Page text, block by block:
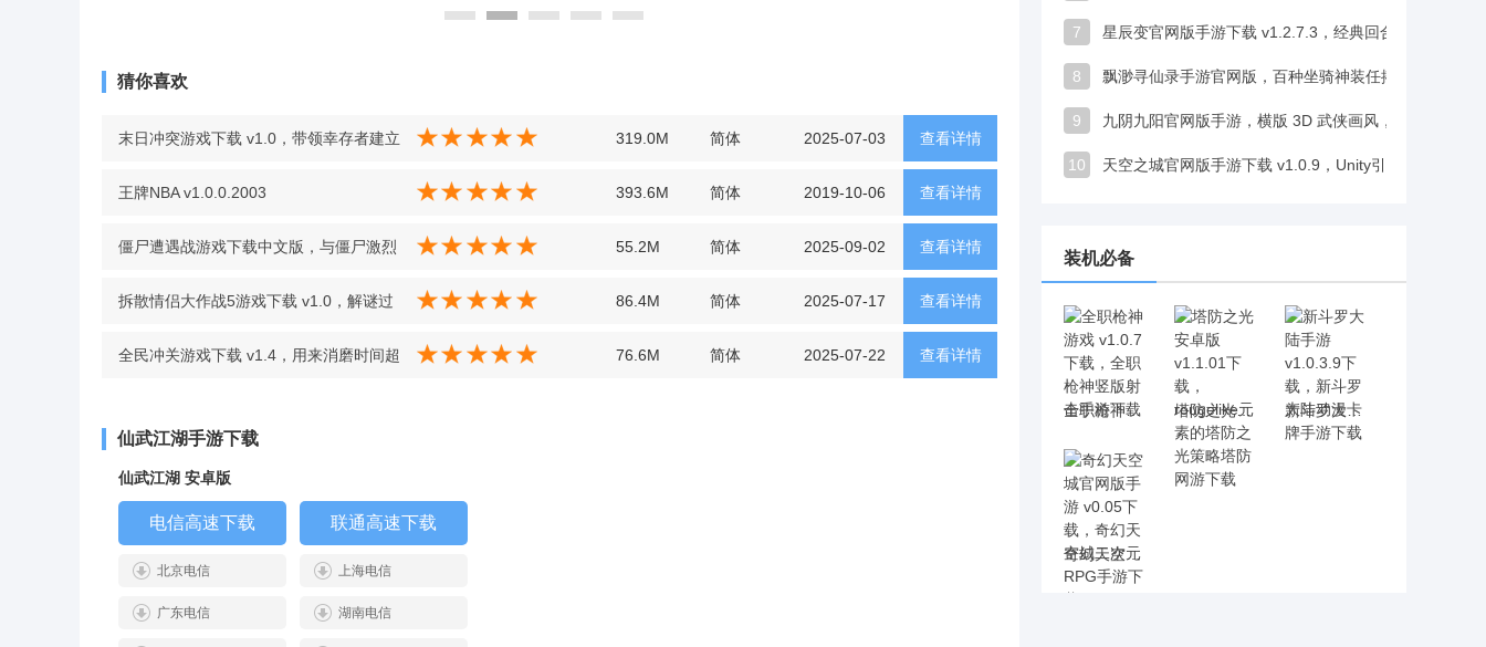
猜你喜欢
查看详情
末日冲突游戏下载 v1.0，带领幸存者建立
基地、对抗丧尸危机 v1.0
319.0M 简体 2025-07-03
查看详情
王牌NBA v1.0.0.2003 393.6M 简体 2019-10-06
查看详情
僵尸遭遇战游戏下载中文版，与僵尸激烈
较量，靠精湛枪法完成生存挑战 v1.6 安卓
55.2M 简体 2025-09-02
查看详情
拆散情侣大作战5游戏下载 v1.0，解谜过
程轻松爽快适合休闲体验 v1.0
86.4M 简体 2025-07-17
查看详情
全民冲关游戏下载 v1.4，用来消磨时间超 76.6M 简体 2025-07-22
仙武江湖手游下载
仙武江湖 安卓版
电信高速下载 联通高速下载
北京电信 上海电信
广东电信 湖南电信
7
8
9
10
装机必备
全职枪神游戏 v1.0.7下载，全职枪神竖版射击手游下载 塔防之光安卓版 v1.1.01下载，rougelike元素的塔防之光策略塔防网游下载 新斗罗大陆手游 v1.0.3.9下载，新斗罗大陆动漫卡牌手游下载
奇幻天空城官网版手游 v0.05下载，奇幻天空城二次元RPG手游下载